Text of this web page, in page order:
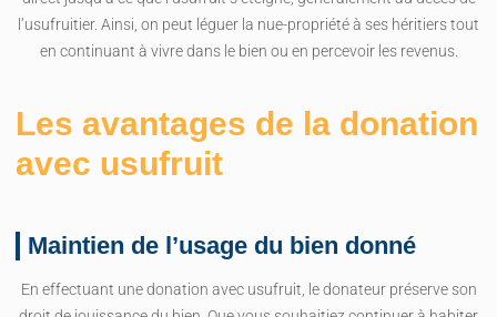
l’usufruitier. Ainsi, on peut léguer la nue-propriété à ses héritiers tout
en continuant à vivre dans le bien ou en percevoir les revenus.
Les avantages de la donation
avec usufruit
Maintien de l’usage du bien donné
En effectuant une donation avec usufruit, le donateur préserve son